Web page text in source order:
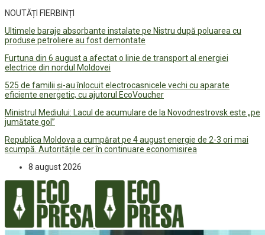
NOUTĂȚI FIERBINȚI
Ultimele baraje absorbante instalate pe Nistru după poluarea cu
produse petroliere au fost demontate
Furtuna din 6 august a afectat o linie de transport al energiei
electrice din nordul Moldovei
525 de familii și-au înlocuit electrocasnicele vechi cu aparate
eficiente energetic, cu ajutorul EcoVoucher
Ministrul Mediului: Lacul de acumulare de la Novodnestrovsk este „pe
jumătate gol”
Republica Moldova a cumpărat pe 4 august energie de 2-3 ori mai
scumpă. Autoritățile cer în continuare economisirea
8 august 2026